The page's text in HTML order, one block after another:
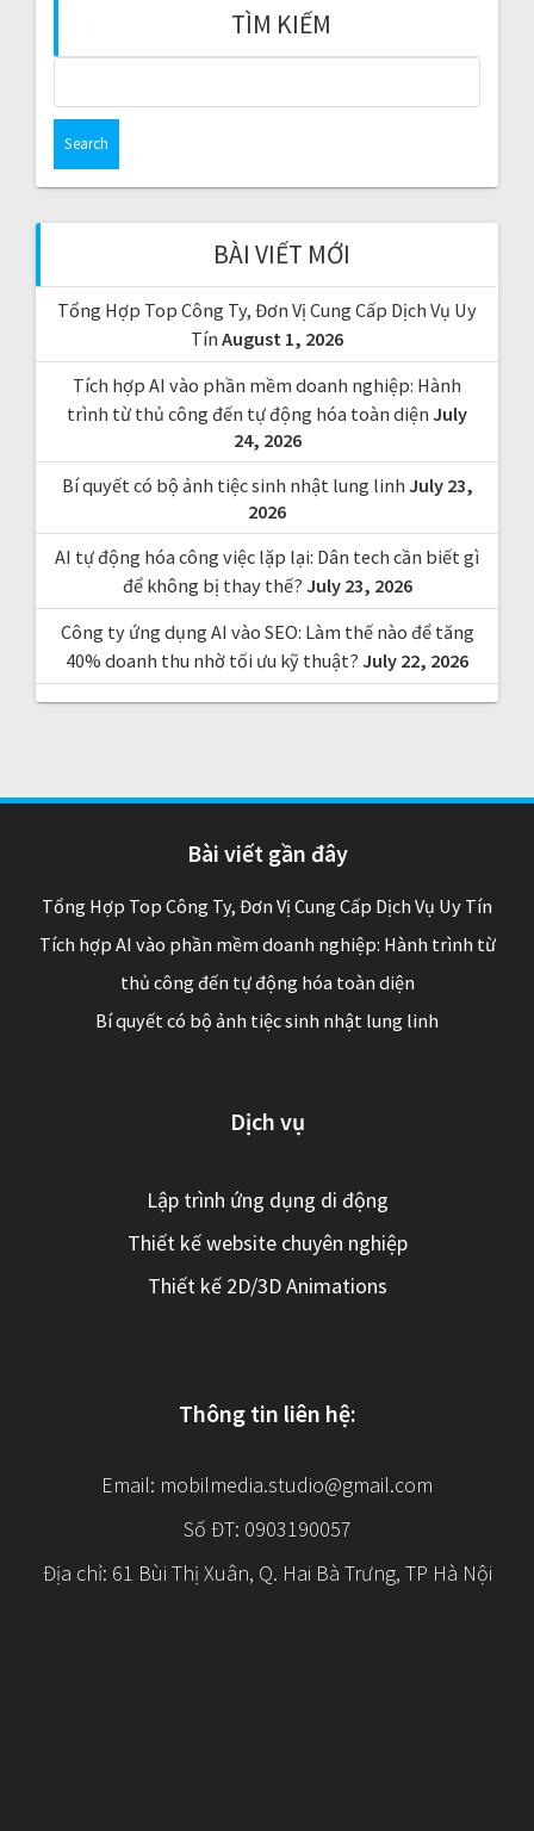
n
TÌM KIẾM
c
o
r
:
BÀI VIẾT MỚI
Tổng Hợp Top Công Ty, Đơn Vị Cung Cấp Dịch Vụ Uy
Tín August 1, 2026
Tích hợp AI vào phần mềm doanh nghiệp: Hành
trình từ thủ công đến tự động hóa toàn diện July
24, 2026
Bí quyết có bộ ảnh tiệc sinh nhật lung linh July 23,
2026
AI tự động hóa công việc lặp lại: Dân tech cần biết gì
để không bị thay thế? July 23, 2026
Công ty ứng dụng AI vào SEO: Làm thế nào để tăng
40% doanh thu nhờ tối ưu kỹ thuật? July 22, 2026
Bài viết gần đây
Tổng Hợp Top Công Ty, Đơn Vị Cung Cấp Dịch Vụ Uy Tín
Tích hợp AI vào phần mềm doanh nghiệp: Hành trình từ
thủ công đến tự động hóa toàn diện
Bí quyết có bộ ảnh tiệc sinh nhật lung linh
Dịch vụ
Lập trình ứng dụng di động
Thiết kế website chuyên nghiệp
Thiết kế 2D/3D Animations
Thông tin liên hệ:
Email: mobilmedia.studio@gmail.com
Số ĐT: 0903190057
Địa chỉ: 61 Bùi Thị Xuân, Q. Hai Bà Trưng, TP Hà Nội